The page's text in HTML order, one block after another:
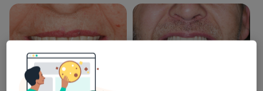
Zawsze na pierwszym miejscu stawia dobro Pacjenta,
jego komfort i zadowolenie.
Uważa, że szczegółowa rozmowa z pacjentem o jego
oczekiwaniach i dostosowanie leczenia do tych
oczekiwań pozwala zagwarantować sukces w leczeniu